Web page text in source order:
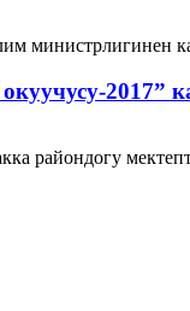
министрлигинен
2017”
райондогу